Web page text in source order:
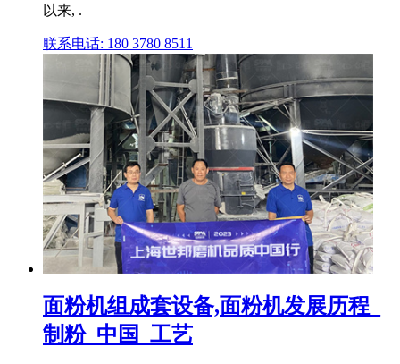
以来, .
联系电话: 180 3780 8511
面粉机组成套设备,面粉机发展历程_
制粉_中国_工艺